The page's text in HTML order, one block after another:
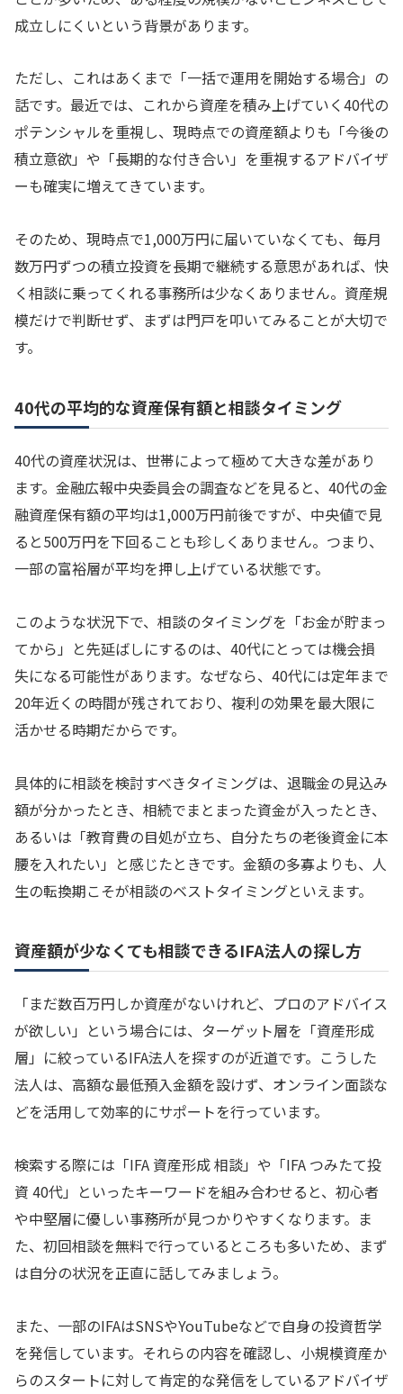
成立しにくいという背景があります。
ただし、これはあくまで「一括で運用を開始する場合」の
話です。最近では、これから資産を積み上げていく40代の
ポテンシャルを重視し、現時点での資産額よりも「今後の
積立意欲」や「長期的な付き合い」を重視するアドバイザ
ーも確実に増えてきています。
そのため、現時点で1,000万円に届いていなくても、毎月
数万円ずつの積立投資を長期で継続する意思があれば、快
く相談に乗ってくれる事務所は少なくありません。資産規
模だけで判断せず、まずは門戸を叩いてみることが大切で
す。
40代の平均的な資産保有額と相談タイミング
40代の資産状況は、世帯によって極めて大きな差があり
ます。金融広報中央委員会の調査などを見ると、40代の金
融資産保有額の平均は1,000万円前後ですが、中央値で見
ると500万円を下回ることも珍しくありません。つまり、
一部の富裕層が平均を押し上げている状態です。
このような状況下で、相談のタイミングを「お金が貯まっ
てから」と先延ばしにするのは、40代にとっては機会損
失になる可能性があります。なぜなら、40代には定年まで
20年近くの時間が残されており、複利の効果を最大限に
活かせる時期だからです。
具体的に相談を検討すべきタイミングは、退職金の見込み
額が分かったとき、相続でまとまった資金が入ったとき、
あるいは「教育費の目処が立ち、自分たちの老後資金に本
腰を入れたい」と感じたときです。金額の多寡よりも、人
生の転換期こそが相談のベストタイミングといえます。
資産額が少なくても相談できるIFA法人の探し方
「まだ数百万円しか資産がないけれど、プロのアドバイス
が欲しい」という場合には、ターゲット層を「資産形成
層」に絞っているIFA法人を探すのが近道です。こうした
法人は、高額な最低預入金額を設けず、オンライン面談な
どを活用して効率的にサポートを行っています。
検索する際には「IFA 資産形成 相談」や「IFA つみたて投
資 40代」といったキーワードを組み合わせると、初心者
や中堅層に優しい事務所が見つかりやすくなります。ま
た、初回相談を無料で行っているところも多いため、まず
は自分の状況を正直に話してみましょう。
また、一部のIFAはSNSやYouTubeなどで自身の投資哲学
を発信しています。それらの内容を確認し、小規模資産か
らのスタートに対して肯定的な発信をしているアドバイザ